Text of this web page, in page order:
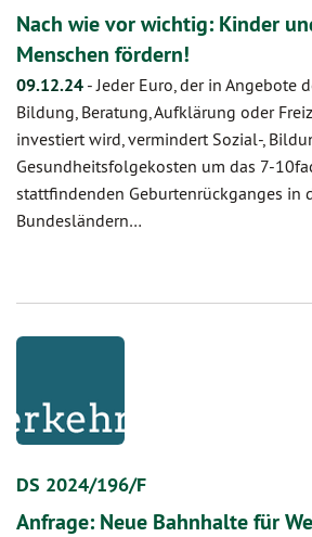
Nach wie vor wichtig: Kinder
Menschen fördern!
09.12.24 -Jeder Euro, der in Angebote
Bildung, Beratung, Aufklärung oder
investiert wird, vermindert Sozial-,
Gesundheitsfolgekosten um das 7-
stattfindenden Geburtenrückganges in
Bundesländern…
DS 2024/196/F
Anfrage: Neue Bahnhalte für